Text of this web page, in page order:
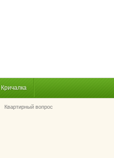
Кричалка
Квартирный вопрос